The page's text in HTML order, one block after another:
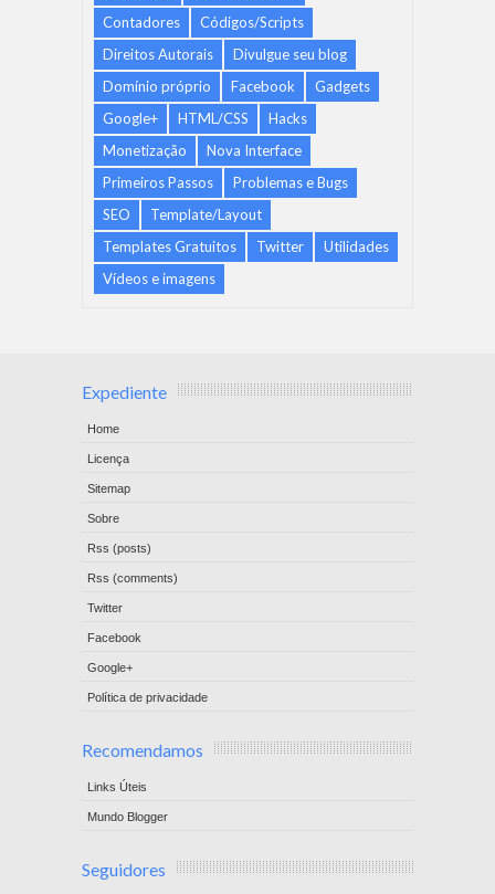
Contadores
Códigos/Scripts
Direitos Autorais
Divulgue seu blog
Domínio próprio
Facebook
Gadgets
Google+
HTML/CSS
Hacks
Monetização
Nova Interface
Primeiros Passos
Problemas e Bugs
SEO
Template/Layout
Templates Gratuitos
Twitter
Utilidades
Vídeos e imagens
Expediente
Home
Licença
Sitemap
Sobre
Rss (posts)
Rss (comments)
Twitter
Facebook
Google+
Política de privacidade
Recomendamos
Links Úteis
Mundo Blogger
Seguidores